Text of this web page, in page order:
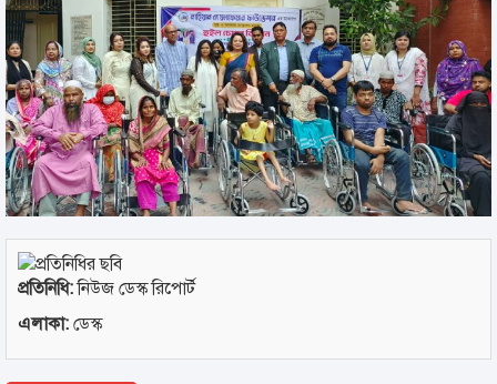
প্রতিনিধি:নিউজ ডেস্ক রিপোর্ট
এলাকা: ডেস্ক